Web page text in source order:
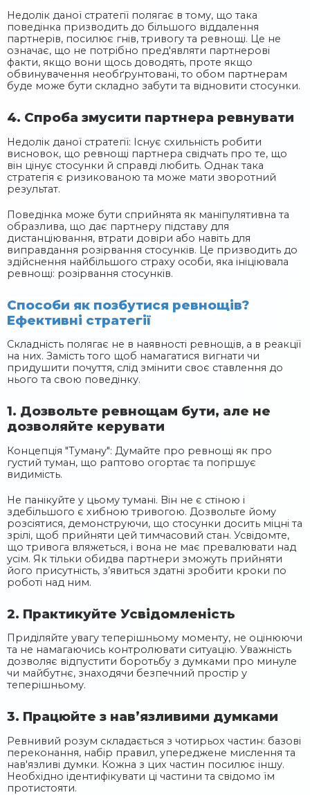
Недолік даної стратегії полягає в тому, що така
поведінка призводить до більшого віддалення
партнерів, посилює гнів, тривогу та ревнощі. Це не
означає, що не потрібно пред'являти партнерові
факти, якщо вони щось доводять, проте якщо
обвинувачення необґрунтовані, то обом партнерам
буде може бути складно забути та відновити стосунки.
4. Спроба змусити партнера ревнувати
Недолік даної стратегії: Існує схильність робити
висновок, що ревнощі партнера свідчать про те, що
він цінує стосунки й справді любить. Однак така
стратегія є ризикованою та може мати зворотний
результат.
Поведінка може бути сприйнята як маніпулятивна та
образлива, що дає партнеру підставу для
дистанціювання, втрати довіри або навіть для
виправдання розірвання стосунків. Це призводить до
здійснення найбільшого страху особи, яка ініціювала
ревнощі: розірвання стосунків.
Способи як позбутися ревнощів?
Ефективні стратегії
Складність полягає не в наявності ревнощів, а в реакції
на них. Замість того щоб намагатися вигнати чи
придушити почуття, слід змінити своє ставлення до
нього та свою поведінку.
1. Дозвольте ревнощам бути, але не
дозволяйте керувати
Концепція "Туману": Думайте про ревнощі як про
густий туман, що раптово огортає та погіршує
видимість.
Не панікуйте у цьому тумані. Він не є стіною і
здебільшого є хибною тривогою. Дозвольте йому
розсіятися, демонструючи, що стосунки досить міцні та
зрілі, щоб прийняти цей тимчасовий стан. Усвідомте,
що тривога вляжеться, і вона не має превалювати над
усім. Як тільки обидва партнери зможуть прийняти
його присутність, з’явиться здатні зробити кроки по
роботі над ним.
2. Практикуйте Усвідомленість
Приділяйте увагу теперішньому моменту, не оцінюючи
та не намагаючись контролювати ситуацію. Уважність
дозволяє відпустити боротьбу з думками про минуле
чи майбутнє, знаходячи безпечний простір у
теперішньому.
3. Працюйте з нав’язливими думками
Ревнивий розум складається з чотирьох частин: базові
переконання, набір правил, упереджене мислення та
нав'язливі думки. Кожна з цих частин посилює іншу.
Необхідно ідентифікувати ці частини та свідомо їм
протистояти.